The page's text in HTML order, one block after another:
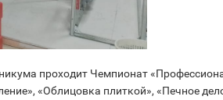
проходит Чемпионат
«Облицовка плиткой», «Печное